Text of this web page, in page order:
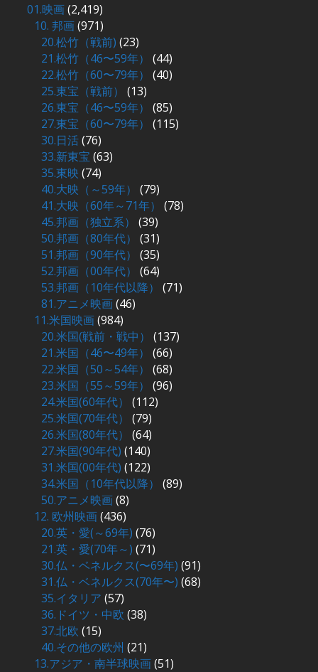
01.映画(2,419)
10. 邦画(971)
20.松竹（戦前) (23)
21.松竹（46〜59年）
(44)
22.松竹（60〜79年）
(40)
25.東宝（戦前）
(13)
26.東宝（46〜59年）
(85)
27.東宝（60〜79年）
(115)
30.日活(76)
33.新東宝 (63)
35.東映 (74)
40.大映（～59年）
(79)
41.大映（60年～71年）
(78)
45.邦画（独立系）
(39)
50.邦画（80年代）
(31)
51.邦画（90年代）
(35)
52.邦画（00年代）
(64)
53.邦画（10年代以降）
(71)
81.アニメ映画(46)
11.米国映画(984)
20.米国(戦前・戦中）
(137)
21.米国（46〜49年）
(66)
22.米国（50～54年）
(68)
23.米国（55～59年）
(96)
24.米国(60年代）
(112)
25.米国(70年代）
(79)
26.米国(80年代）
(64)
27.米国(90年代) (140)
31.米国(00年代) (122)
34.米国（10年代以降）
(89)
50.アニメ映画(8)
12. 欧州映画(436)
20.英・愛(～69年) (76)
21.英・愛(70年～) (71)
30.仏・ベネルクス(〜69年) (91)
31.仏・ベネルクス(70年〜) (68)
35.イタリア (57)
36.ドイツ・中欧 (38)
37.北欧 (15)
40.その他の欧州 (21)
13.アジア・南半球映画(51)